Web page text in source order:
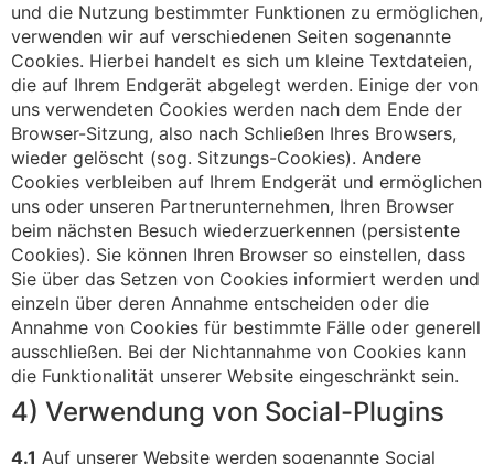
und die Nutzung bestimmter Funktionen zu ermöglichen,
verwenden wir auf verschiedenen Seiten sogenannte
Cookies. Hierbei handelt es sich um kleine Textdateien,
die auf Ihrem Endgerät abgelegt werden. Einige der von
uns verwendeten Cookies werden nach dem Ende der
Browser-Sitzung, also nach Schließen Ihres Browsers,
wieder gelöscht (sog. Sitzungs-Cookies). Andere
Cookies verbleiben auf Ihrem Endgerät und ermöglichen
uns oder unseren Partnerunternehmen, Ihren Browser
beim nächsten Besuch wiederzuerkennen (persistente
Cookies). Sie können Ihren Browser so einstellen, dass
Sie über das Setzen von Cookies informiert werden und
einzeln über deren Annahme entscheiden oder die
Annahme von Cookies für bestimmte Fälle oder generell
ausschließen. Bei der Nichtannahme von Cookies kann
die Funktionalität unserer Website eingeschränkt sein.
4) Verwendung von Social-Plugins
4.1 Auf unserer Website werden sogenannte Social